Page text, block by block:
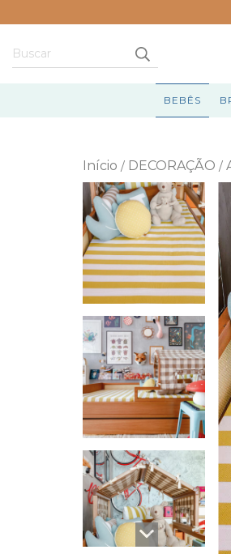
BEBÊS
Início / DECORAÇÃO /